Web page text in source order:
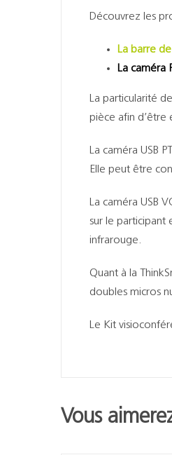
Découvrez les
La barre
La caméra
La particularité
pièce afin
La caméra USB
Elle peut être
La caméra USB
sur le participant
infrarouge.
Quant à la
doubles micros
Le Kit
Vous